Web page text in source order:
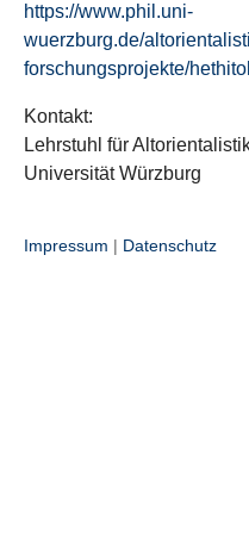
https://www.phil.uni-
wuerzburg.de/
forschungsprojekte/
Kontakt:
Lehrstuhl für
Universität Würzburg
Impressum | Datenschutz